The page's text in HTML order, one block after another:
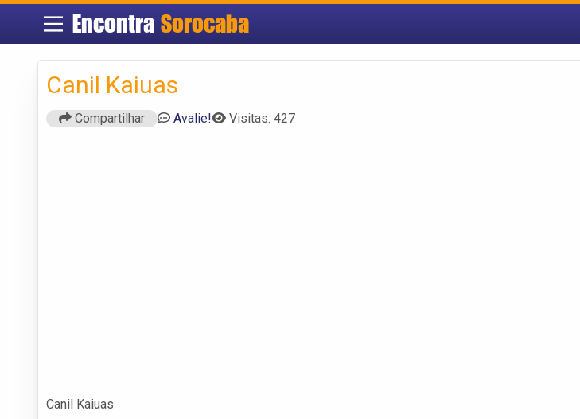
Encontra Sorocaba
Canil Kaiuas
Compartilhar Avalie! Visitas: 427
Canil Kaiuas